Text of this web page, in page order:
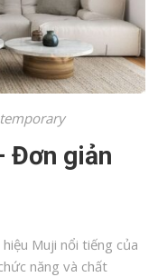
Đơn giản
Muji nổi tiếng của
năng và chất